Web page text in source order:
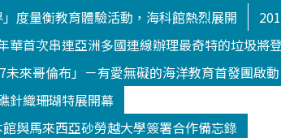
度量衡教育體驗活動，海科館熱烈展開
華首次串連亞洲多國連線辦理最奇特的垃圾將
未來哥倫布」－有愛無礙的海洋教育首發團啟動
針織珊瑚特展開幕
與馬來西亞砂勞越大學簽署合作備忘錄